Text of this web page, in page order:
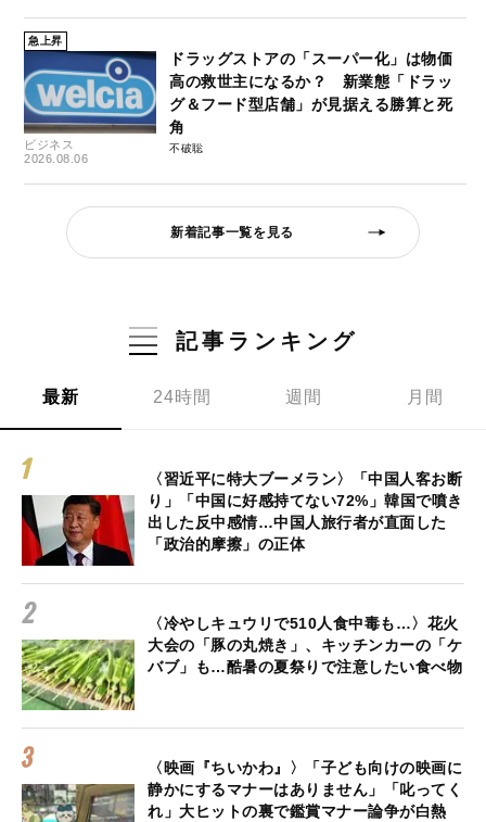
急上昇
ビジネス
2026.08.06
ドラッグストアの「スーパー化」は物価
高の救世主になるか？ 新業態「ドラッ
グ＆フード型店舗」が見据える勝算と死
角
不破聡
新着記事一覧を見る
記事ランキング
最新 24時間 週間 月間
〈習近平に特大ブーメラン〉「中国人客お断
り」「中国に好感持てない72%」韓国で噴き
出した反中感情…中国人旅行者が直面した
「政治的摩擦」の正体
〈冷やしキュウリで510人食中毒も…〉花火
大会の「豚の丸焼き」、キッチンカーの「ケ
バブ」も…酷暑の夏祭りで注意したい食べ物
〈映画『ちいかわ』〉「子ども向けの映画に
静かにするマナーはありません」「叱ってく
れ」大ヒットの裏で鑑賞マナー論争が白熱